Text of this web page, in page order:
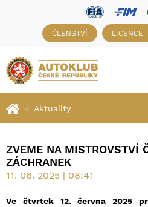
ČLENSTVÍ LICENCE
Aktuality
ZVEME NA MISTROVSTVÍ
ZÁCHRANEK
11. 06. 2025 | 08:41
Ve čtvrtek 12. června 2025